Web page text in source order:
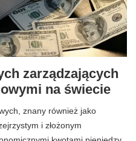
zarządzających
na świecie
znany również jako
i złożonym